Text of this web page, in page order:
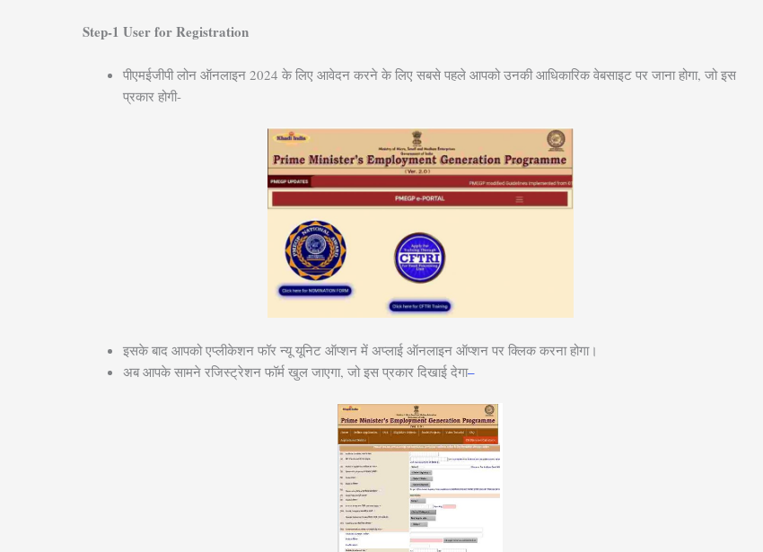
Step-1 User for Registration
पीएमईजीपी लोन ऑनलाइन 2024 के लिए आवेदन करने के लिए सबसे पहले आपको उनकी आधिकारिक वेबसाइट पर जाना होगा, जो इस
प्रकार होगी-
इसके बाद आपको एप्लीकेशन फॉर न्यू यूनिट ऑप्शन में अप्लाई ऑनलाइन ऑप्शन पर क्लिक करना होगा।
अब आपके सामने रजिस्ट्रेशन फॉर्म खुल जाएगा, जो इस प्रकार दिखाई देगा–